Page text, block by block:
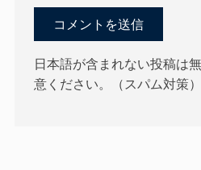
日本語が含まれない投稿は
意ください。（スパム対策）